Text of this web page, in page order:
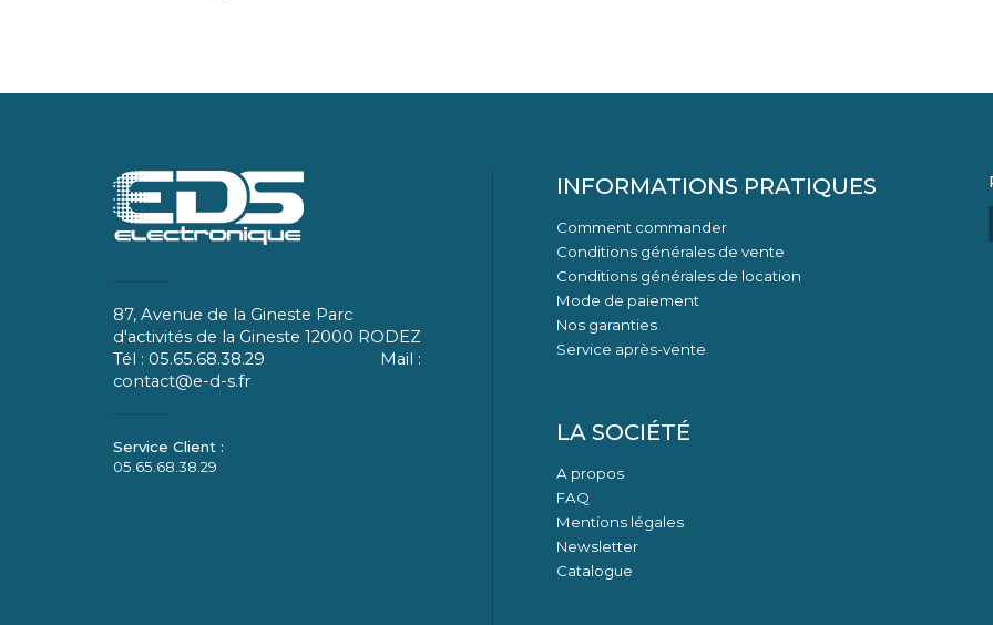
87, Avenue de la Gineste Parc
d'activités de la Gineste 12000 RODEZ
Tél : 05.65.68.38.29 Mail :
contact@e-d-s.fr
05.65.68.38.29
INFORMATIONS PRATIQUES
Comment commander
Conditions générales de vente
Conditions générales de location
Mode de paiement
Nos garanties
Service après-vente
LA SOCIÉTÉ
A propos
FAQ
Mentions légales
Newsletter
Catalogue